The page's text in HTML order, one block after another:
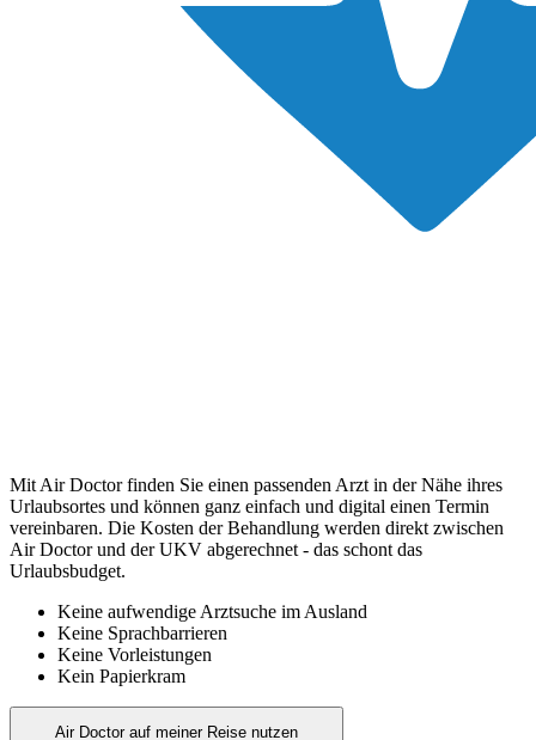
Mit Air Doctor finden Sie einen passenden Arzt in der Nähe ihres
Urlaubsortes und können ganz einfach und digital einen Termin
vereinbaren. Die Kosten der Behandlung werden direkt zwischen
Air Doctor und der UKV abgerechnet - das schont das
Urlaubsbudget.
Keine aufwendige Arztsuche im Ausland
Keine Sprachbarrieren
Keine Vorleistungen
Kein Papierkram
Air Doctor auf meiner Reise nutzen